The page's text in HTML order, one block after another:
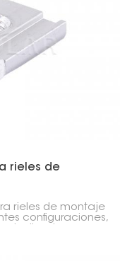
rieles de
rieles de montaje
configuraciones,